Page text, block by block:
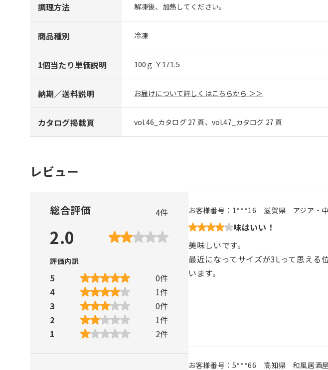
調理方法 解凍後、加熱してください。
商品種別 冷凍
1個当たり単価説明 100ｇ ￥171.5
納期／送料説明 お届けについて詳しくはこちらから ＞＞
カタログ掲載頁 vol.46_カタログ 27 頁、vol.47_カタログ 27 頁
レビュー
総合評価 4件
2.0
評価内訳
5 0件
4
1件
3
0件
2
1件
1
2件
お客様番号： 1***16 滋賀県 アジア・
味はいい！
美味しいです。
最近になってサイズが3Lって思える
います。
お客様番号： 5***66 高知県 和風居酒屋